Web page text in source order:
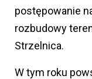
postępowanie
rozbudowy
Strzelnica.
W tym roku